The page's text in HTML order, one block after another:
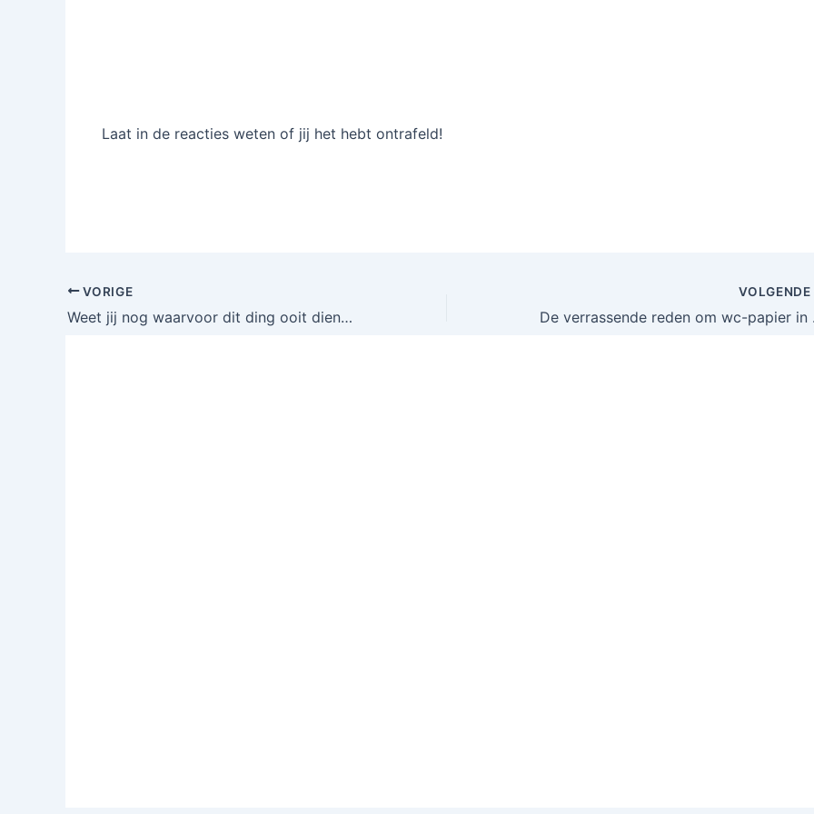
Laat in de reacties weten of jij het hebt ontrafeld!
VORIGE
Weet jij nog waarvoor dit ding ooit diende? Dan behoor je officieel tot de oude garde
VOLGENDE
De